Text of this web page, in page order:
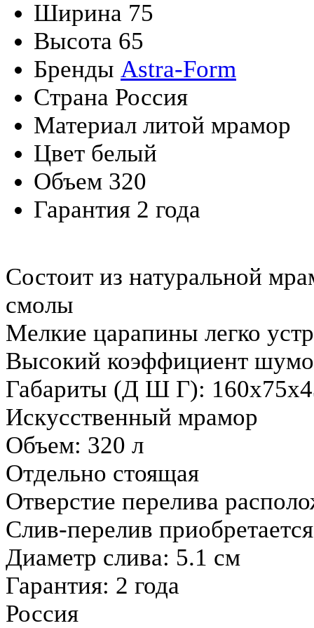
Ширина 75
Высота 65
Бренды Astra-Form
Страна Россия
Материал литой мрамор
Цвет белый
Объем 320
Гарантия 2 года
Состоит из натуральной
смолы
Мелкие царапины легко
Высокий коэффициент
Габариты (Д Ш Г):
Искусственный мрамор
Объем: 320 л
Отдельно стоящая
Отверстие перелива
Слив-перелив
Диаметр слива: 5.1 см
Гарантия: 2 года
Россия